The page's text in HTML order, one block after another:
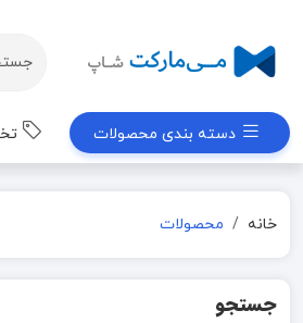
دسته بندی محصولات
خانه محصولات
جستجو